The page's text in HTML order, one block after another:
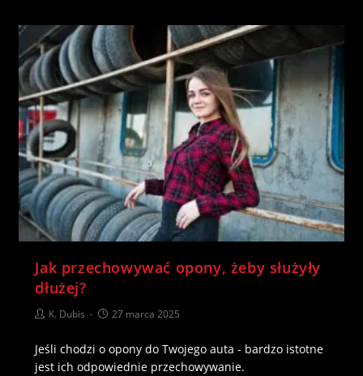
Jak przechowywać opony, żeby służyły
dłużej?
K. Dubis 27 marca 2025
Jeśli chodzi o opony do Twojego auta - bardzo istotne
jest ich odpowiednie przechowywanie.